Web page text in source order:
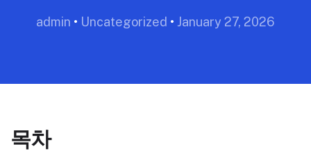
admin • Uncategorized • January 27, 2026
목차